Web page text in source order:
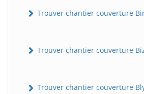
Trouver chantier couverture
Trouver chantier couverture
Trouver chantier couverture